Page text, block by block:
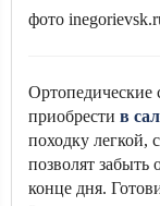
фото
Ортопедические
приобрести в
походку легкой,
позволят забыть
конце дня.